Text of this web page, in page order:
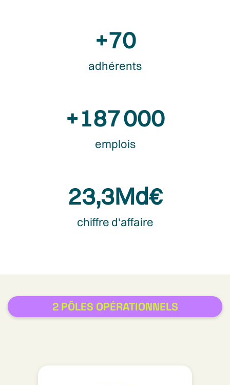
+70
adhérents
+187 000
emplois
23,3Md€
chiffre d'affaire
2 PÔLES OPÉRATIONNELS